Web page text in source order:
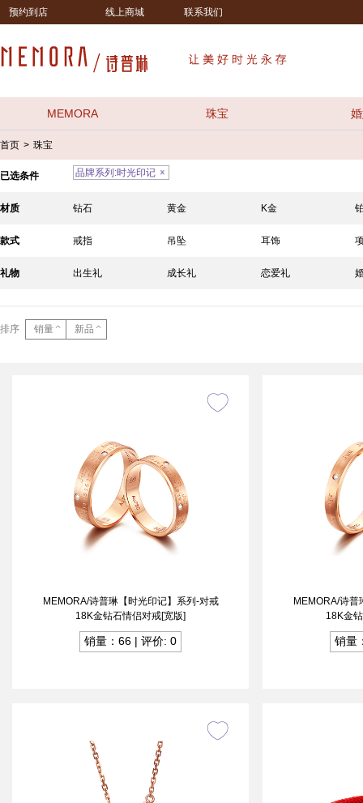
预约到店 线上商城 联系我们
MEMORA 珠宝
首页 > 珠宝
已选条件 品牌系列:时光印记
材质 钻石 黄金 K金
款式 戒指 吊坠 耳饰
礼物 出生礼 成长礼 恋爱礼
排序 销量 新品
MEMORA/诗普琳【时光印记】系列-对戒
18K金钻石情侣对戒[宽版]
销量：66 | 评价: 0
MEMORA/诗
18K金
销量